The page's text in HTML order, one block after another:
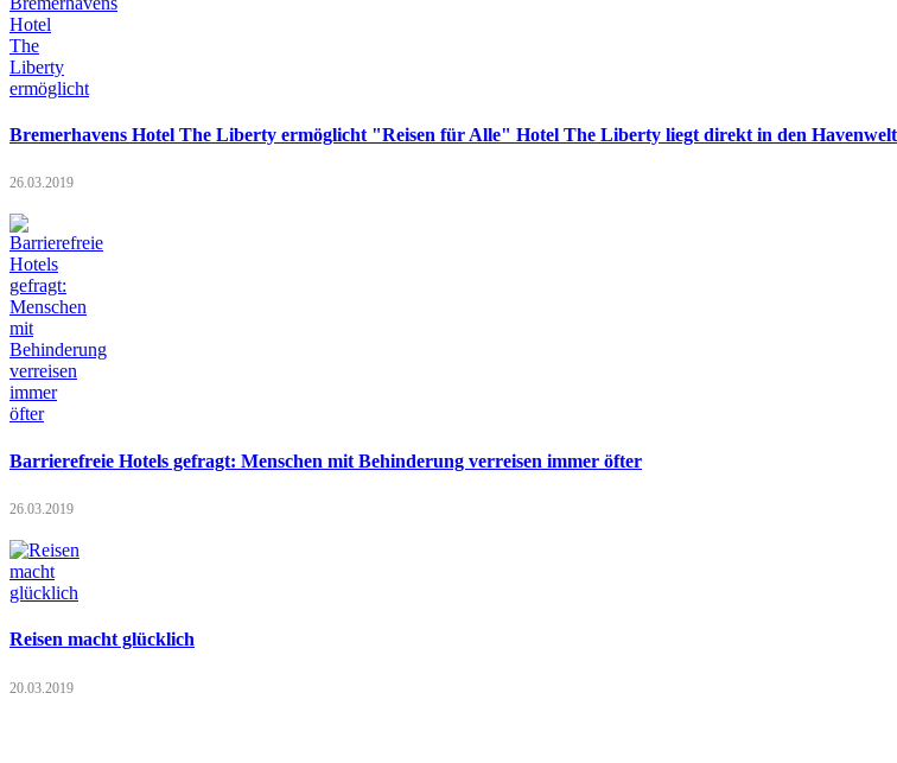
Bremerhavens Hotel The Liberty ermöglicht "Reisen für Alle" Hotel The Liberty liegt direkt in den
26.03.2019
Barrierefreie Hotels gefragt: Menschen mit Behinderung verreisen immer öfter
26.03.2019
Reisen macht glücklich
20.03.2019